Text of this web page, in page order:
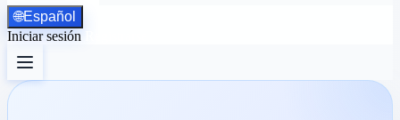
🌐Español
Iniciar sesión